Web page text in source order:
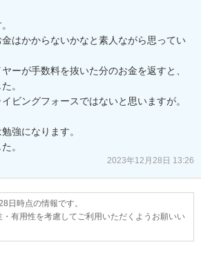
はかからないかなと素人ながら思ってい
ーが手数料を抜いた分のお金を返すと、
。
ビングフォースではないと思いますが。
強になります。
。
2023年12月28日 13:26
日時点の情報です。
・有用性を考慮してご利用いただくようお願いい